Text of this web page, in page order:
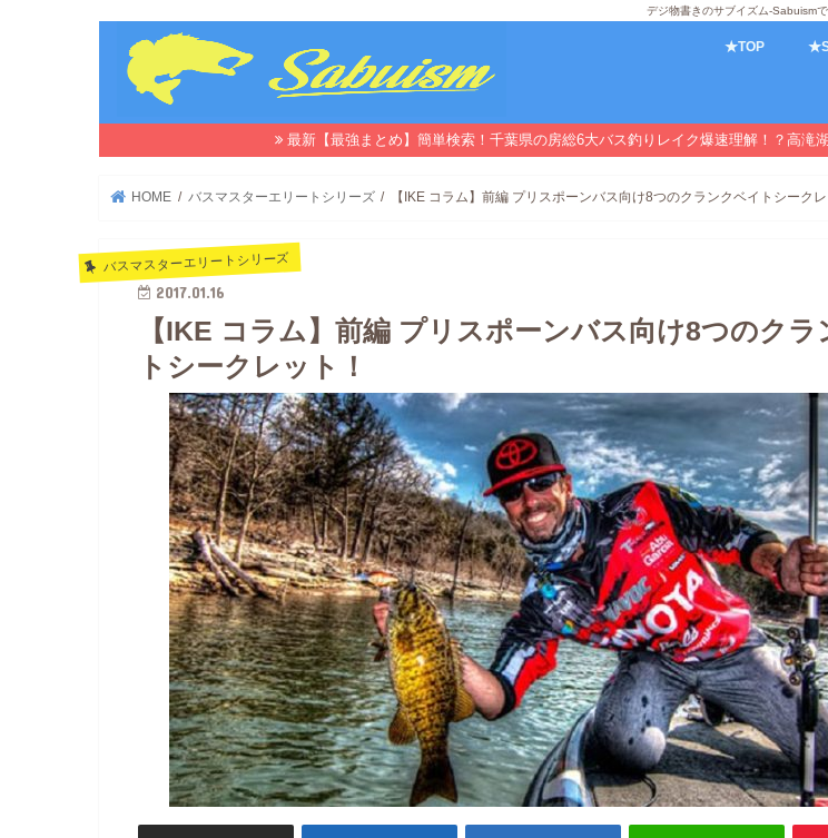
デジ物書きのサブイズム-Sabuismで
★TOP
最新【最強まとめ】簡単検索！千葉県の房総6大バス釣りレイク爆速理解！？高滝
HOME バスマスターエリートシリーズ 【IKE コラム】前編 プリスポーンバス向け8つのクランクベイトシークレ
バスマスターエリートシリーズ
2017.01.16
【IKE コラム】前編 プリスポーンバス向け8つのクラ
トシークレット！